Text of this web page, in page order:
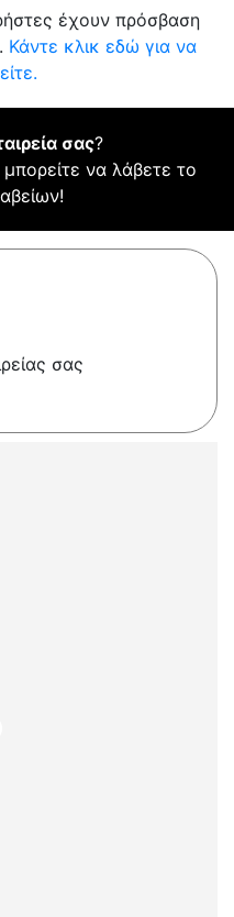
έχουν πρόσβαση
Κάντε κλικ εδώ για να
σας?
να λάβετε το
σας